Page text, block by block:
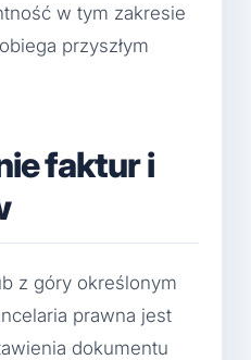
w tym zakresie
przyszłym
faktur i
z góry określonym
prawna jest
dokumentu